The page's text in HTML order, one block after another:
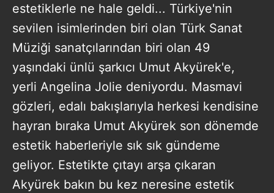
estetiklerle ne hale geldi... Türkiye'nin
sevilen isimlerinden biri olan Türk Sanat
Müziği sanatçılarından biri olan 49
yaşındaki ünlü şarkıcı Umut Akyürek'e,
yerli Angelina Jolie deniyordu. Masmavi
gözleri, edalı bakışlarıyla herkesi kendisine
hayran bıraka Umut Akyürek son dönemde
estetik haberleriyle sık sık gündeme
geliyor. Estetikte çıtayı arşa çıkaran
Akyürek bakın bu kez neresine estetik